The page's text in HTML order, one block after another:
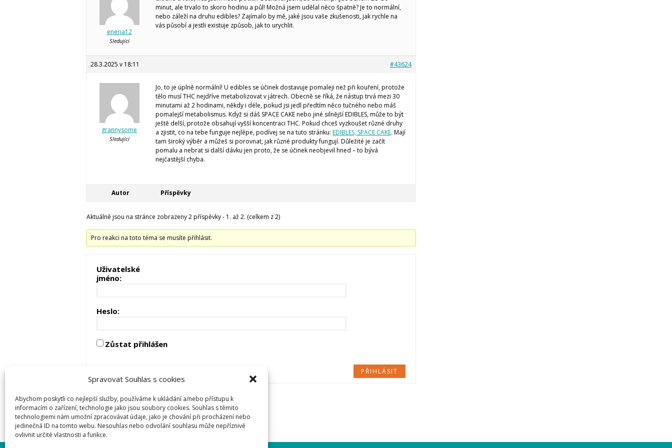
Spravovat Souhlas s cookies
Abychom poskytli co nejlepší služby, používáme k ukládání a/nebo přístupu k
informacím o zařízení, technologie jako jsou soubory cookies. Souhlas s těmito
technologiemi nám umožní zpracovávat údaje, jako je chování při procházení nebo
jedinečná ID na tomto webu. Nesouhlas nebo odvolání souhlasu může nepříznivě
ovlivnit určité vlastnosti a funkce.
eneria12
Sledující
minut, ale trvalo to skoro hodinu a půl! Možná jsem udělal něco špatně? Je to normální,
nebo záleží na druhu edibles? Zajímalo by mě, jaké jsou vaše zkušenosti, jak rychle na
vás působí a jestli existuje způsob, jak to urychlit.
28.3.2025 v 18:11 #43624
grannysome
Sledující
Jo, to je úplně normální! U edibles se účinek dostavuje pomaleji než při kouření, protože
tělo musí THC nejdříve metabolizovat v játrech. Obecně se říká, že nástup trvá mezi 30
minutami až 2 hodinami, někdy i déle, pokud jsi jedl předtím něco tučného nebo máš
pomalejší metabolismus. Když si dáš SPACE CAKE nebo jiné silnější EDIBLES, může to být
ještě delší, protože obsahují vyšší koncentraci THC. Pokud chceš vyzkoušet různé druhy
a zjistit, co na tebe funguje nejlépe, podívej se na tuto stránku: EDIBLES, SPACE CAKE. Mají
tam široký výběr a můžeš si porovnat, jak různé produkty fungují. Důležité je začít
pomalu a nebrat si další dávku jen proto, že se účinek neobjevil hned – to bývá
nejčastější chyba.
Autor Příspěvky
Aktuálně jsou na stránce zobrazeny 2 příspěvky - 1. až 2. (celkem z 2)
Pro reakci na toto téma se musíte přihlásit.
Uživatelské
jméno:
Heslo:
Zůstat přihlášen
PŘIHLÁSIT